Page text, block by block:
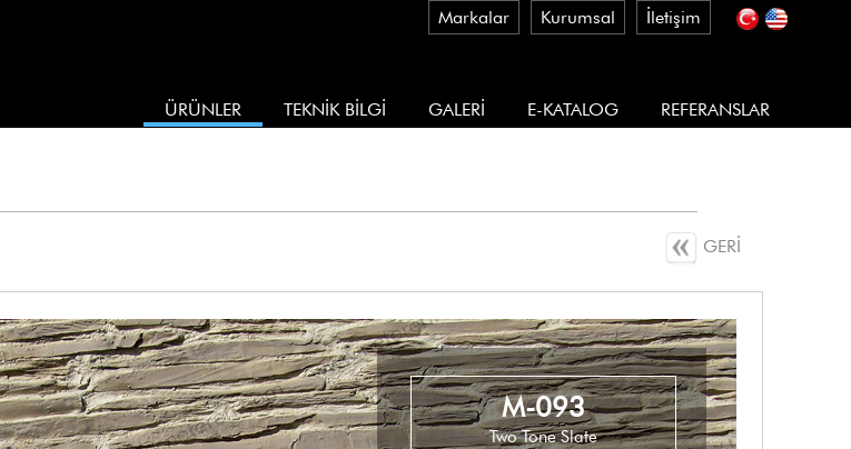
Markalar Kurumsal İletişim
ÜRÜNLER TEKNİK BİLGİ GALERİ E-KATALOG REFERANSLAR
GERİ
M-093
Two Tone Slate